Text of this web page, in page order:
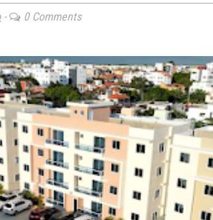
- 0 Comments